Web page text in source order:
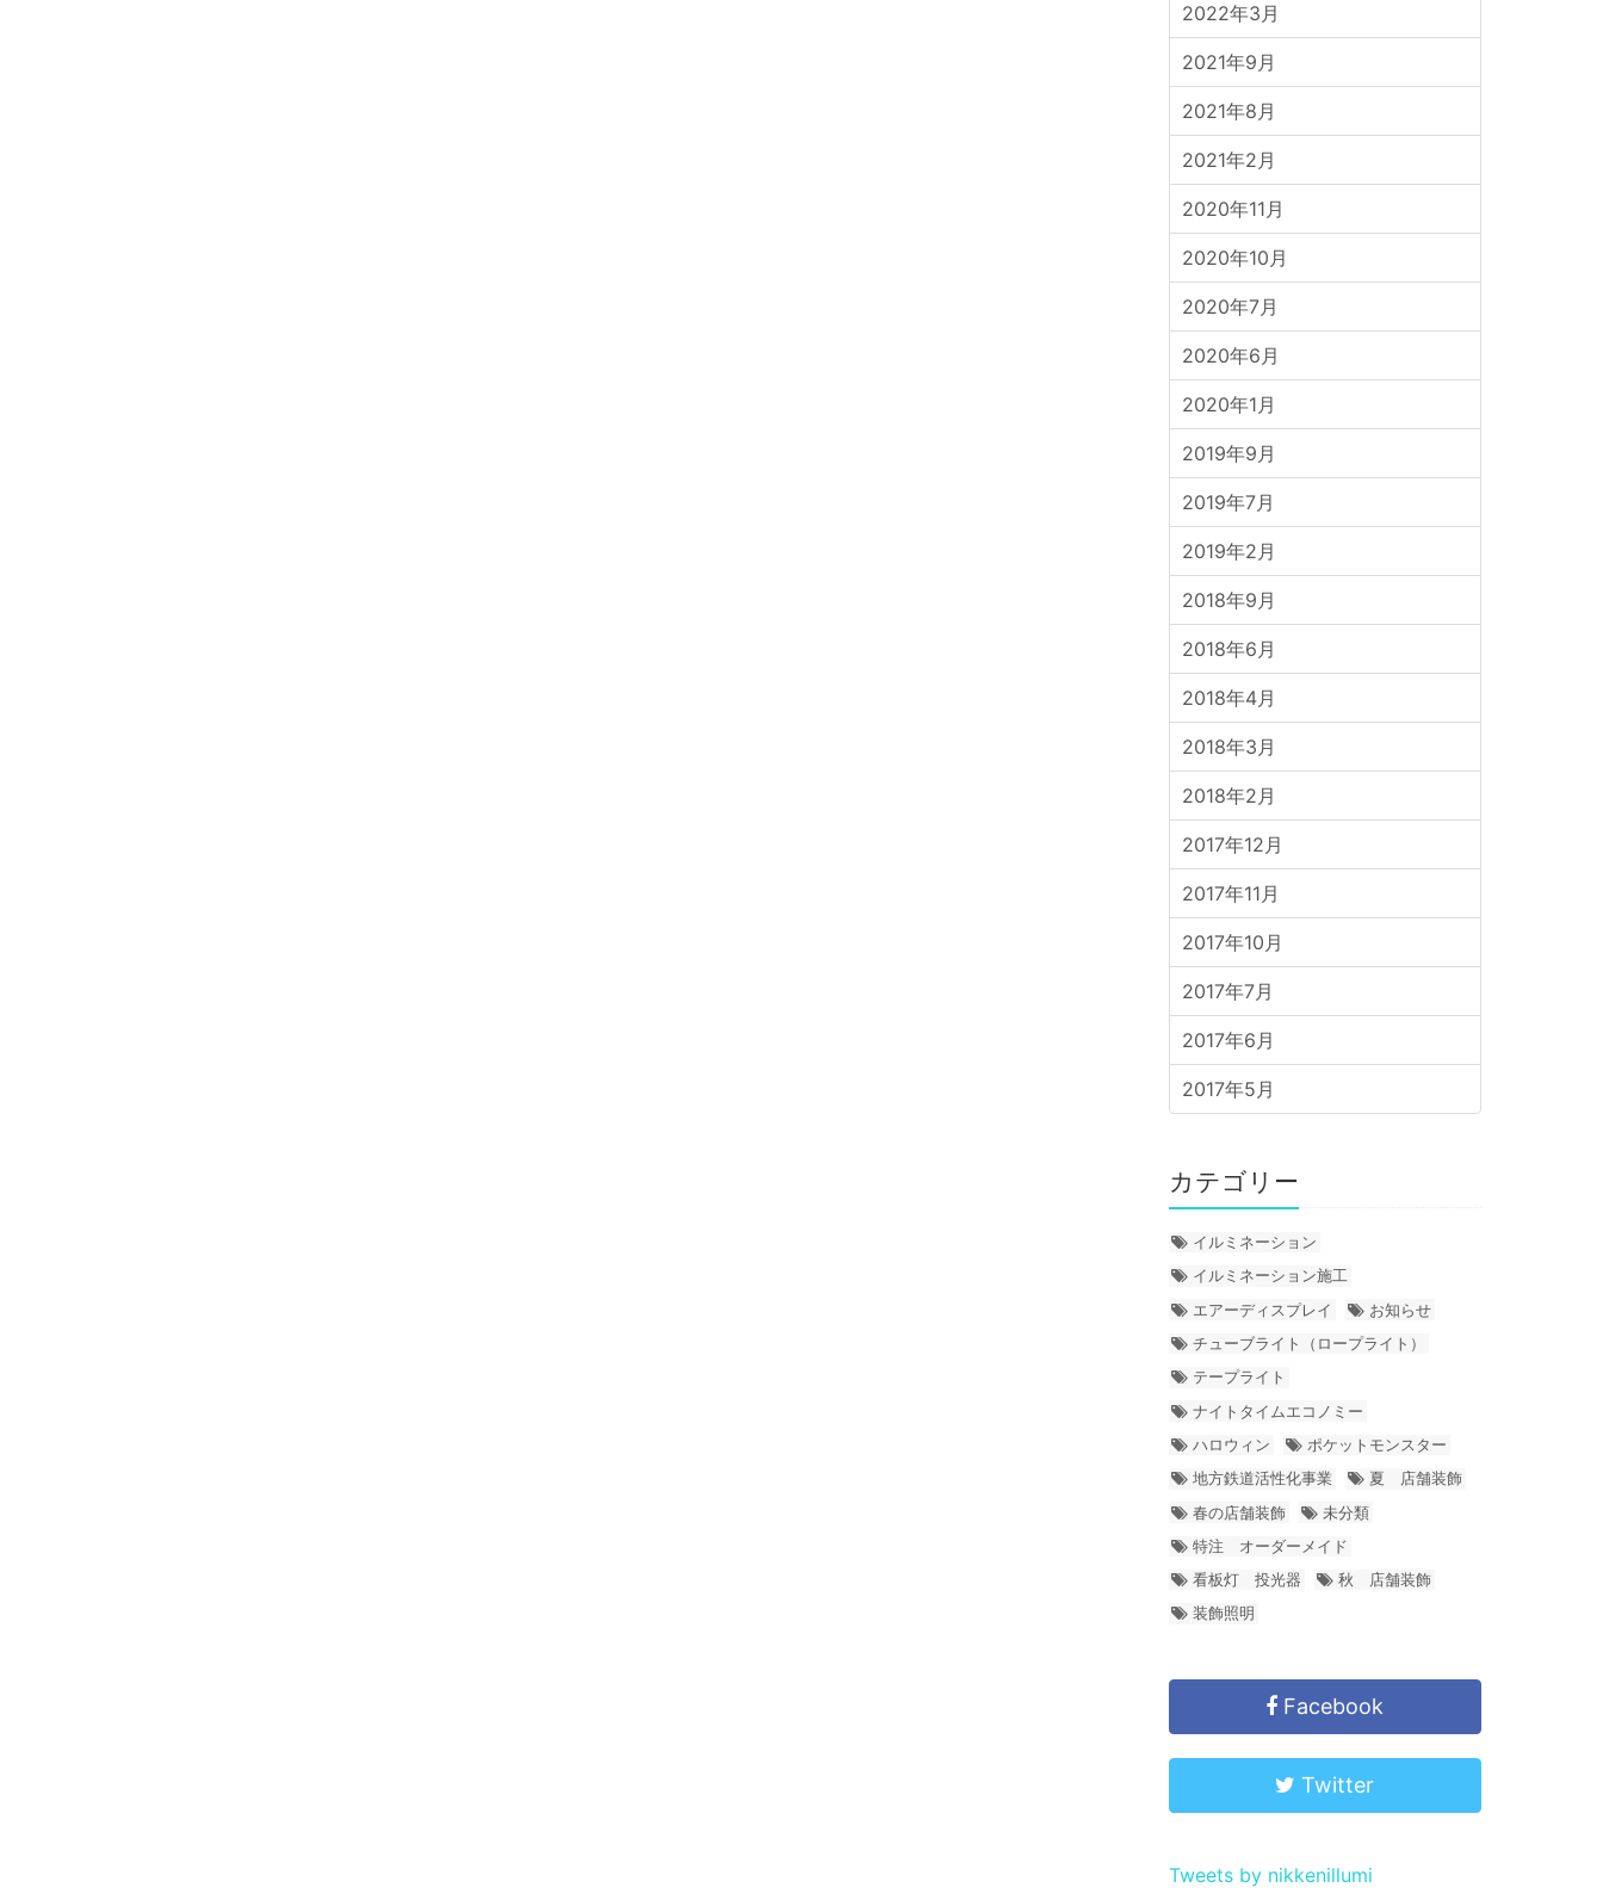
2022年3月
2021年9月
2021年8月
2021年2月
2020年11月
2020年10月
2020年7月
2020年6月
2020年1月
2019年9月
2019年7月
2019年2月
2018年9月
2018年6月
2018年4月
2018年3月
2018年2月
2017年12月
2017年11月
2017年10月
2017年7月
2017年6月
2017年5月
カテゴリー
イルミネーション
イルミネーション施工
エアーディスプレイ
お知らせ
チューブライト（ロープライト）
テープライト
ナイトタイムエコノミー
ハロウィン
ポケットモンスター
地方鉄道活性化事業
夏 店舗装飾
春の店舗装飾
未分類
特注 オーダーメイド
看板灯 投光器
秋 店舗装飾
装飾照明
Facebook
Twitter
Tweets by nikkenillumi